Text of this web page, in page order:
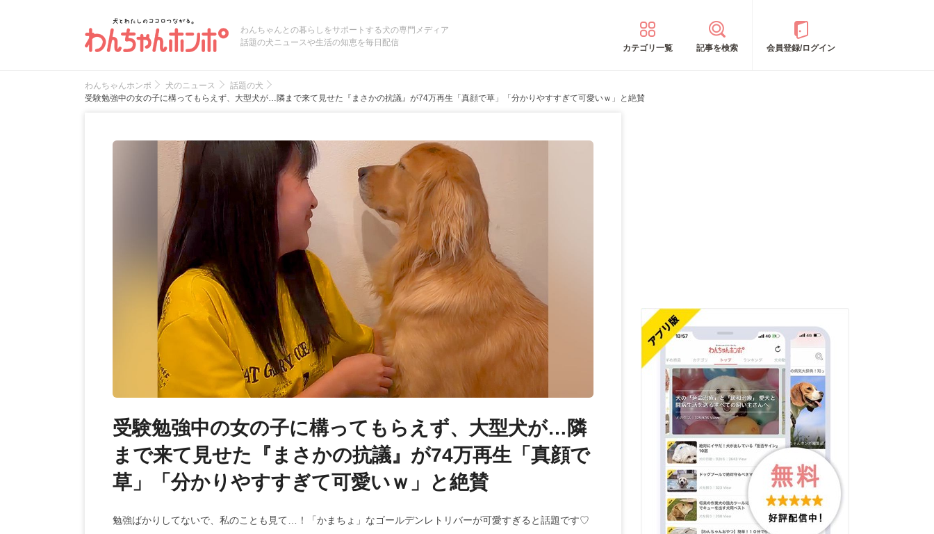
わんちゃんとの暮らしをサポートする犬の専門メディア
話題の犬ニュースや生活の知恵を毎日配信
カテゴリ一覧 記事を検索 会員登録/ログイン
わんちゃんホンポ 犬のニュース
話題の犬
受験勉強中の女の子に構ってもらえず、大型犬が…隣まで来て見せた『まさかの抗議』が74万再生「真顔で草」「分かりやすすぎて可愛いｗ」と絶賛
受験勉強中の女の子に構ってもらえず、大型犬が…隣
まで来て見せた『まさかの抗議』が74万再生「真顔で
草」「分かりやすすぎて可愛いｗ」と絶賛
勉強ばかりしてないで、私のことも見て…！「かまちょ」なゴールデンレトリバーが可愛すぎると話題です♡